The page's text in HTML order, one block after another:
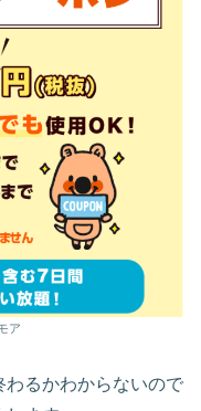
ア
るかわからないので